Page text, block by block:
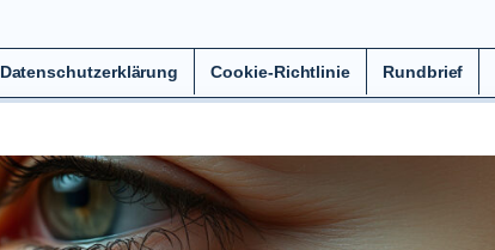
Datenschutzerklärung Cookie-Richtlinie Rundbrief